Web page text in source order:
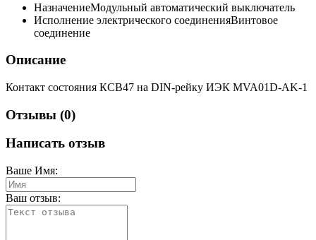
НазначениеМодульный автоматический выключатель
Исполнение электрического соединенияВинтовое
соединение
Описание
Контакт состояния КСВ47 на DIN-рейку ИЭК MVA01D-AK-1
Отзывы (0)
Написать отзыв
Ваше Имя:
Ваш отзыв: